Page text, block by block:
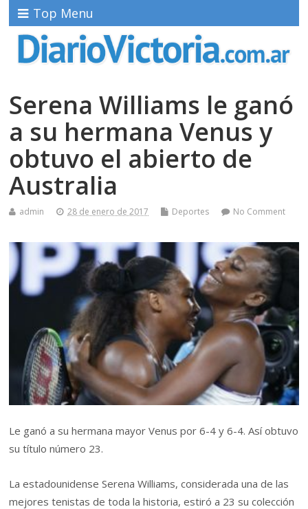
Top Menu
Serena Williams le ganó
a su hermana Venus y
obtuvo el abierto de
Australia
admin 28 de enero de 2017 Deportes No Comment
Le ganó a su hermana mayor Venus por 6-4 y 6-4. Así obtuvo
su título número 23.
La estadounidense Serena Williams, considerada una de las
mejores tenistas de toda la historia, estiró a 23 su colección